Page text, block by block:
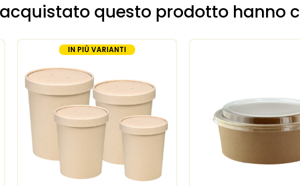
questo prodotto hanno
IN PIÙ VARIANTI